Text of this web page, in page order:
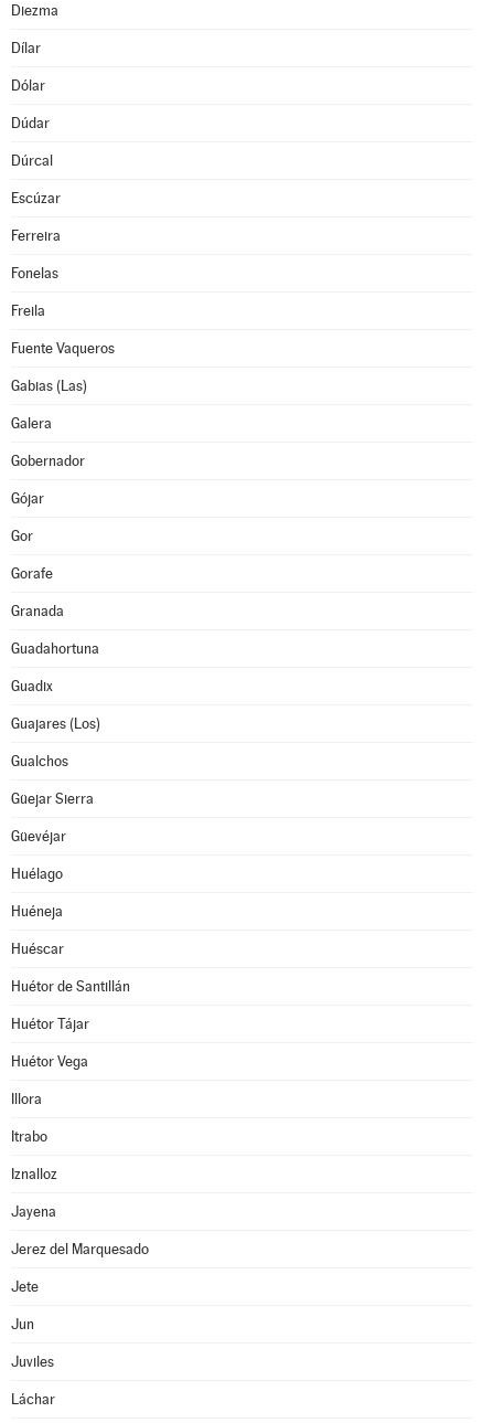
Diezma
Dílar
Dólar
Dúdar
Dúrcal
Escúzar
Ferreira
Fonelas
Freila
Fuente Vaqueros
Gabias (Las)
Galera
Gobernador
Gójar
Gor
Gorafe
Granada
Guadahortuna
Guadix
Guajares (Los)
Gualchos
Güejar Sierra
Güevéjar
Huélago
Huéneja
Huéscar
Huétor de Santillán
Huétor Tájar
Huétor Vega
Illora
Itrabo
Iznalloz
Jayena
Jerez del Marquesado
Jete
Jun
Juviles
Láchar